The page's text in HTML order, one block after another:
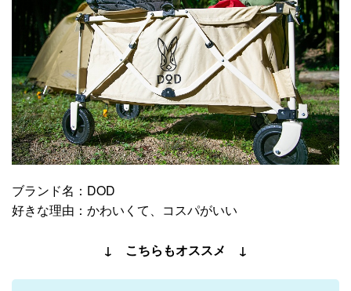
ブランド名：DOD
好きな理由：かわいくて、コスパがいい
↓ こちらもオススメ ↓